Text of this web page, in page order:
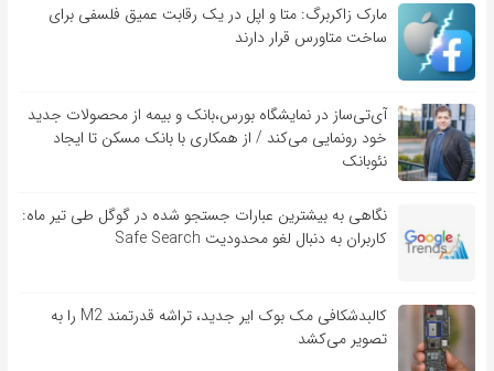
مارک زاکربرگ: متا و اپل در یک رقابت عمیق فلسفی برای
ساخت متاورس قرار دارند
آی‌تی‌ساز در نمایشگاه بورس،بانک و بیمه از محصولات جدید
خود رونمایی می‌کند / از همکاری با بانک مسکن تا ایجاد
نئوبانک
نگاهی به بیشترین عبارات جستجو شده در گوگل طی تیر ماه:
کاربران به دنبال لغو محدودیت Safe Search
کالبدشکافی مک بوک ایر جدید، تراشه قدرتمند M2 را به
تصویر می‌کشد